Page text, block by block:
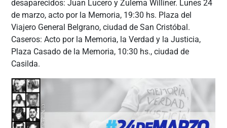
desaparecidos: Juan Lucero y Zulema Williner. Lunes 24
de marzo, acto por la Memoria, 19:30 hs. Plaza del
Viajero General Belgrano, ciudad de San Cristóbal.
Caseros: Acto por la Memoria, la Verdad y la Justicia,
Plaza Casado de la Memoria, 10:30 hs., ciudad de
Casilda.